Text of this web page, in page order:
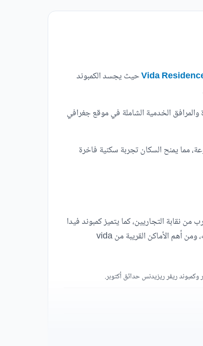
حيث يجسد الكمبوند
والمرافق الخدمية الشاملة في موقع جغرافي
مما يمنح السكان تجربة سكنية فاخرة
نقابة التجاريين، كما يتميز كمبوند فيدا
ريزيدنس بقربه من ميدان البترول مما يجعله على مقربه من أهم الشوارع الرئيسية والمحاور التي تربط بيته وبين المدن المحيطة به، ومن أهم الأماكن القريبة من vida